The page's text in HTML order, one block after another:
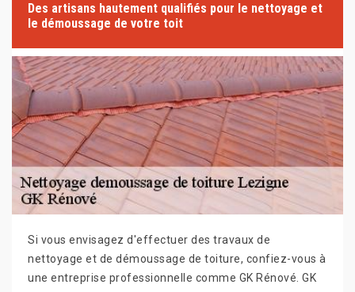
Des artisans hautement qualifiés pour le nettoyage et
le démoussage de votre toit
Si vous envisagez d'effectuer des travaux de
nettoyage et de démoussage de toiture, confiez-vous à
une entreprise professionnelle comme GK Rénové. GK